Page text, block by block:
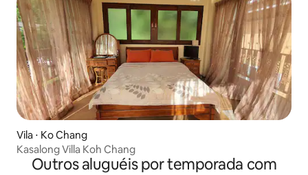
Vila ⋅ Ko Chang
Kasalong Villa Koh Chang
Outros aluguéis por temporada com